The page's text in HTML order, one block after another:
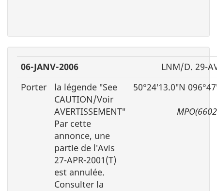
06-JANV-2006
LNM/D. 29-
Porter
la légende ″See
CAUTION/Voir
AVERTISSEMENT″
Par cette
annonce, une
partie de l′Avis
27-APR-2001(T)
est annulée.
Consulter la
50°24′13.0″N